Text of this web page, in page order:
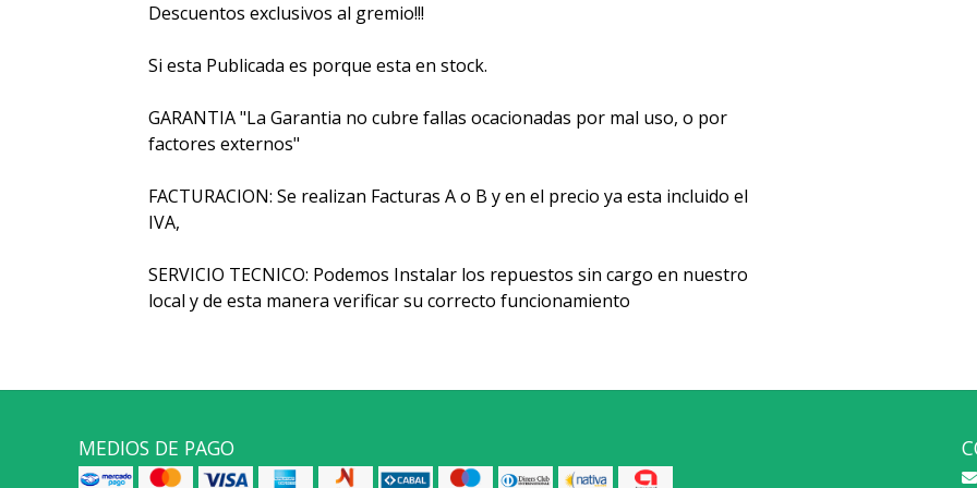
Descuentos exclusivos al gremio!!!
Si esta Publicada es porque esta en stock.
GARANTIA "La Garantia no cubre fallas ocacionadas por mal uso, o por
factores externos"
FACTURACION: Se realizan Facturas A o B y en el precio ya esta incluido el
IVA,
SERVICIO TECNICO: Podemos Instalar los repuestos sin cargo en nuestro
local y de esta manera verificar su correcto funcionamiento
MEDIOS DE PAGO